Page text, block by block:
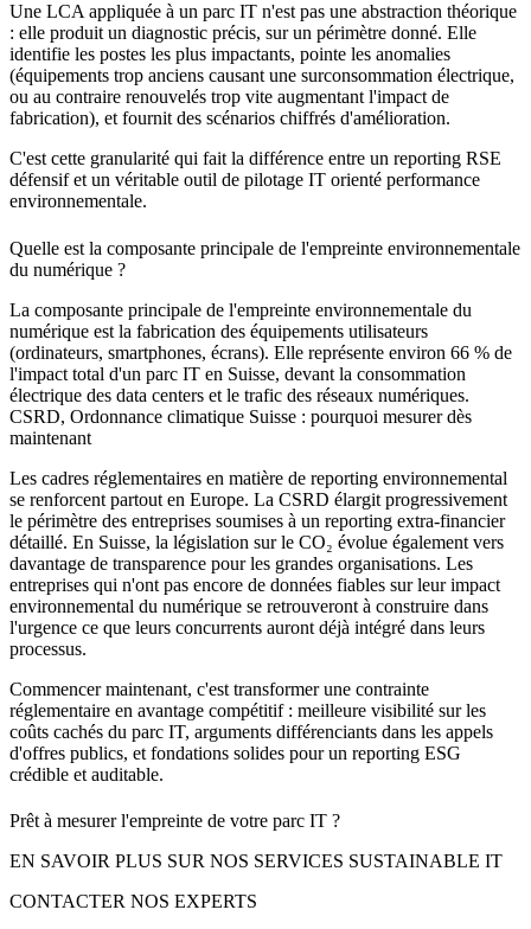
Une LCA appliquée à un parc IT n'est pas une abstraction théorique
: elle produit un diagnostic précis, sur un périmètre donné. Elle
identifie les postes les plus impactants, pointe les anomalies
(équipements trop anciens causant une surconsommation électrique,
ou au contraire renouvelés trop vite augmentant l'impact de
fabrication), et fournit des scénarios chiffrés d'amélioration.
C'est cette granularité qui fait la différence entre un reporting RSE
défensif et un véritable outil de pilotage IT orienté performance
environnementale.
Quelle est la composante principale de l'empreinte environnementale
du numérique ?
La composante principale de l'empreinte environnementale du
numérique est la fabrication des équipements utilisateurs
(ordinateurs, smartphones, écrans). Elle représente environ 66 % de
l'impact total d'un parc IT en Suisse, devant la consommation
électrique des data centers et le trafic des réseaux numériques.
CSRD, Ordonnance climatique Suisse : pourquoi mesurer dès
maintenant
Les cadres réglementaires en matière de reporting environnemental
se renforcent partout en Europe. La CSRD élargit progressivement
le périmètre des entreprises soumises à un reporting extra-financier
détaillé. En Suisse, la législation sur le CO₂ évolue également vers
davantage de transparence pour les grandes organisations. Les
entreprises qui n'ont pas encore de données fiables sur leur impact
environnemental du numérique se retrouveront à construire dans
l'urgence ce que leurs concurrents auront déjà intégré dans leurs
processus.
Commencer maintenant, c'est transformer une contrainte
réglementaire en avantage compétitif : meilleure visibilité sur les
coûts cachés du parc IT, arguments différenciants dans les appels
d'offres publics, et fondations solides pour un reporting ESG
crédible et auditable.
Prêt à mesurer l'empreinte de votre parc IT ?
EN SAVOIR PLUS SUR NOS SERVICES SUSTAINABLE IT
CONTACTER NOS EXPERTS